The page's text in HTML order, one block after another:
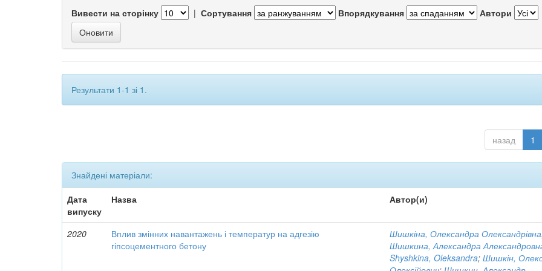
Вивести на сторінку | Сортування Впорядкування Автори
Результати 1-1 зі 1.
назад 1
Знайдені матеріали:
Дата
випуску
Назва Автор(и)
2020
Вплив змінних навантажень і температур на адгезію
гіпсоцементного бетону
Шишкіна, Олександра Олександрівна
Шишкина, Александра
Shyshkina, Oleksandra;Шишкін,